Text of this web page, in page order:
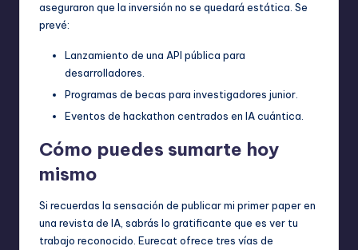
aseguraron que la inversión no se quedará estática. Se
prevé:
Lanzamiento de una API pública para
desarrolladores.
Programas de becas para investigadores junior.
Eventos de hackathon centrados en IA cuántica.
Cómo puedes sumarte hoy
mismo
Si recuerdas la sensación de publicar mi primer paper en
una revista de IA, sabrás lo gratificante que es ver tu
trabajo reconocido. Eurecat ofrece tres vías de